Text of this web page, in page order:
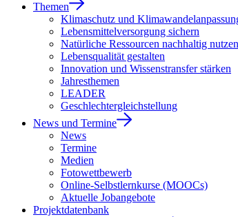
Themen
Klimaschutz und
Lebensmittelversorgung sichern
Natürliche Ressourcen nachhaltig nutzen
Lebensqualität gestalten
Innovation und Wissenstransfer stärken
Jahresthemen
LEADER
Geschlechtergleichstellung
News und Termine
News
Termine
Medien
Fotowettbewerb
Online-Selbstlernkurse (MOOCs)
Aktuelle Jobangebote
Projektdatenbank